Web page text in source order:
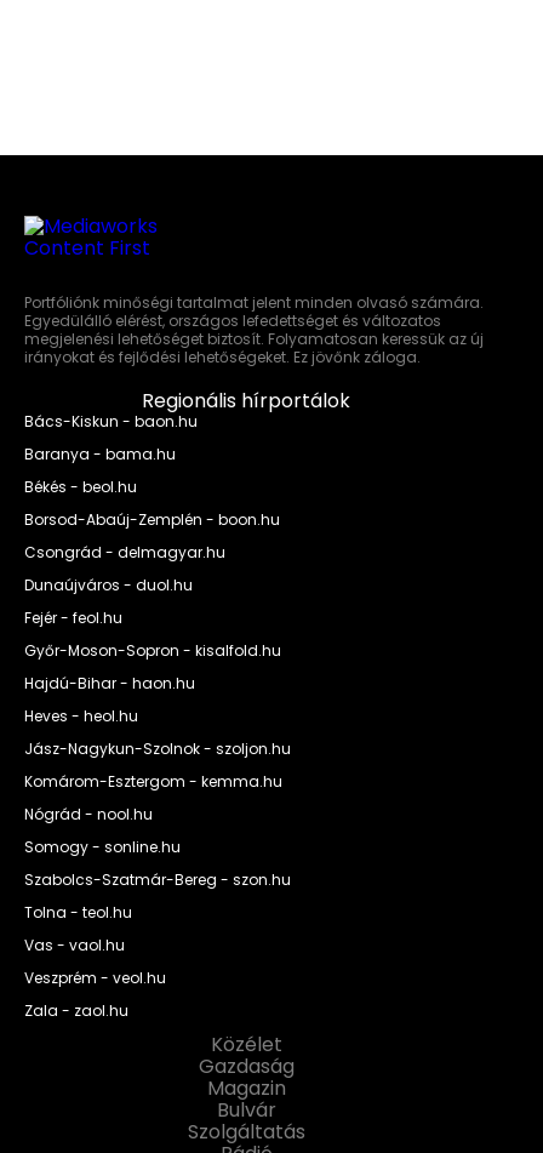
Portfóliónk minőségi tartalmat jelent minden olvasó számára.
Egyedülálló elérést, országos lefedettséget és változatos
megjelenési lehetőséget biztosít. Folyamatosan keressük az új
irányokat és fejlődési lehetőségeket. Ez jövőnk záloga.
Regionális hírportálok
Bács-Kiskun - baon.hu
Baranya - bama.hu
Békés - beol.hu
Borsod-Abaúj-Zemplén - boon.hu
Csongrád - delmagyar.hu
Dunaújváros - duol.hu
Fejér - feol.hu
Győr-Moson-Sopron - kisalfold.hu
Hajdú-Bihar - haon.hu
Heves - heol.hu
Jász-Nagykun-Szolnok - szoljon.hu
Komárom-Esztergom - kemma.hu
Nógrád - nool.hu
Somogy - sonline.hu
Szabolcs-Szatmár-Bereg - szon.hu
Tolna - teol.hu
Vas - vaol.hu
Veszprém - veol.hu
Zala - zaol.hu
Közélet
Gazdaság
Magazin
Bulvár
Szolgáltatás